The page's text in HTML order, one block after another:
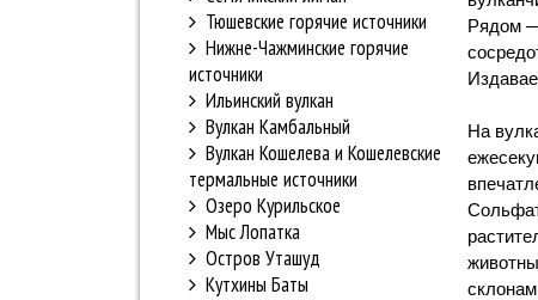
Тюшевские горячие источники
Нижне-Чажминские горячие
источники
Ильинский вулкан
Вулкан Камбальный
Вулкан Кошелева и Кошелевские
термальные источники
Озеро Курильское
Мыс Лопатка
Остров Уташуд
Кутхины Баты
Рядом —
На